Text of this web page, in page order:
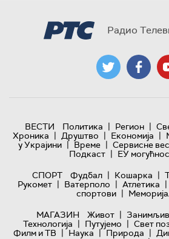
Радио
ВЕСТИ Политика | Регион |
Хроника | Друштво | Економија |
у Украјини | Време | Сервисне
Подкаст | ЕУ
СПОРТ
Фудбал | Кошарка |
Рукомет | Ватерполо | Атлетика |
спортови |
МАГАЗИН
Живот |
Технологијa | Путујемо | Свет
Филм и ТВ | Наука | Природа |